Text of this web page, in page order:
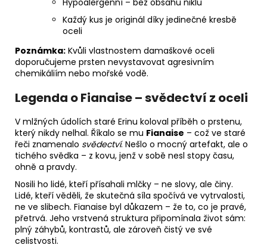
Hypoalergenní – bez obsahu niklu
Každý kus je originál díky jedinečné kresbě
oceli
Poznámka: Kvůli vlastnostem damaškové oceli
doporučujeme prsten nevystavovat agresivním
chemikáliím nebo mořské vodě.
Legenda o Fianaise – svědectví z oceli
V mlžných údolích staré Erinu koloval příběh o prstenu,
který nikdy nelhal. Říkalo se mu Fianaise – což ve staré
řeči znamenalo svědectví. Nešlo o mocný artefakt, ale o
tichého svědka – z kovu, jenž v sobě nesl stopy času,
ohně a pravdy.
Nosili ho lidé, kteří přísahali mlčky – ne slovy, ale činy.
Lidé, kteří věděli, že skutečná síla spočívá ve vytrvalosti,
ne ve slibech. Fianaise byl důkazem – že to, co je pravé,
přetrvá. Jeho vrstvená struktura připomínala život sám:
plný záhybů, kontrastů, ale zároveň čistý ve své
celistvosti.